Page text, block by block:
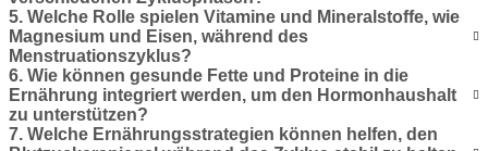
5. Welche Rolle spielen Vitamine und Mineralstoffe, wie
Magnesium und Eisen, während des
Menstruationszyklus?
6. Wie können gesunde Fette und Proteine in die
Ernährung integriert werden, um den Hormonhaushalt
zu unterstützen?
7. Welche Ernährungsstrategien können helfen, den